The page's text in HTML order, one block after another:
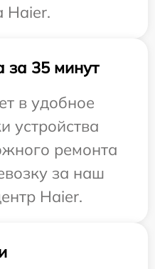
Haier.
за 35 минут
в удобное
устройства
ремонта
за наш
Haier.